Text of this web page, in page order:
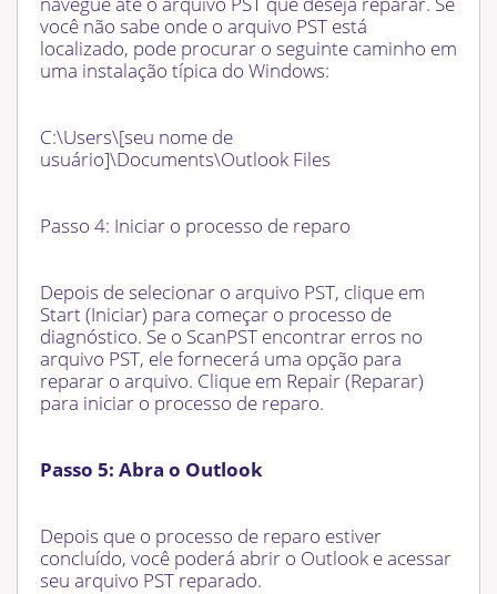
você não sabe onde o arquivo PST está
localizado, pode procurar o seguinte caminho em
uma instalação típica do Windows:
C:\Users\[seu nome de
usuário]\Documents\Outlook Files
Passo 4: Iniciar o processo de reparo
Depois de selecionar o arquivo PST, clique em
Start (Iniciar) para começar o processo de
diagnóstico. Se o ScanPST encontrar erros no
arquivo PST, ele fornecerá uma opção para
reparar o arquivo. Clique em Repair (Reparar)
para iniciar o processo de reparo.
Passo 5: Abra o Outlook
Depois que o processo de reparo estiver
concluído, você poderá abrir o Outlook e acessar
seu arquivo PST reparado.